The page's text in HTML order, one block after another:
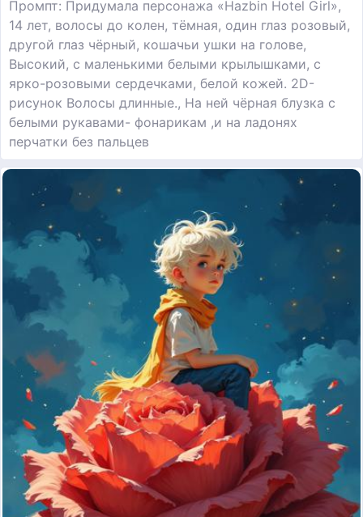
Промпт: Придумала персонажа «Hazbin Hotel Girl»,
14 лет, волосы до колен, тёмная, один глаз розовый,
другой глаз чёрный, кошачьи ушки на голове,
Высокий, с маленькими белыми крылышками, с
ярко-розовыми сердечками, белой кожей. 2D-
рисунок Волосы длинные., На ней чёрная блузка с
белыми рукавами- фонарикам ,и на ладонях
перчатки без пальцев